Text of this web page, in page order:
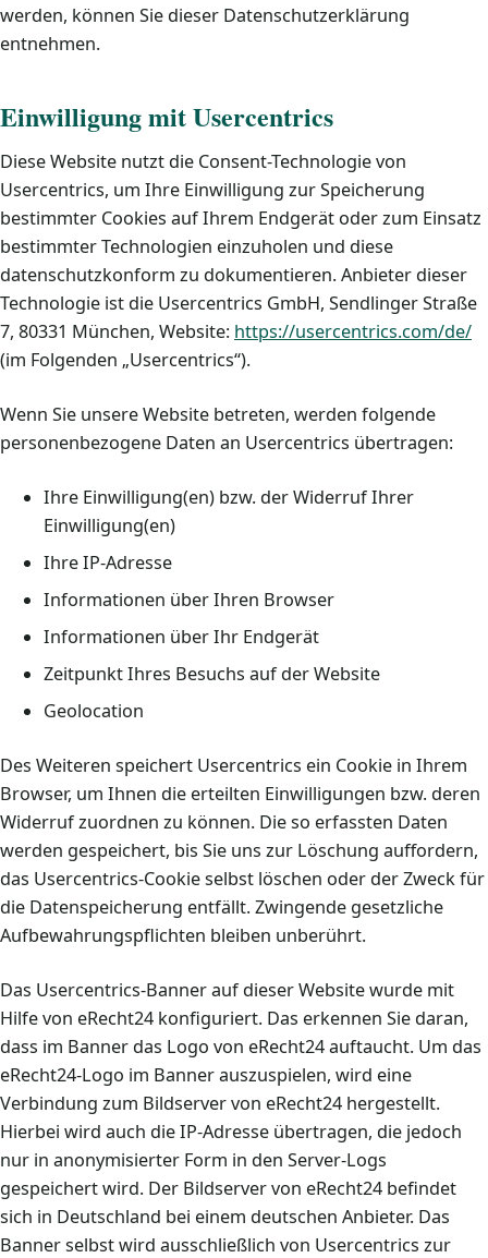
werden, können Sie dieser Datenschutzerklärung
entnehmen.
Einwilligung mit Usercentrics
Diese Website nutzt die Consent-Technologie von
Usercentrics, um Ihre Einwilligung zur Speicherung
bestimmter Cookies auf Ihrem Endgerät oder zum Einsatz
bestimmter Technologien einzuholen und diese
datenschutzkonform zu dokumentieren. Anbieter dieser
Technologie ist die Usercentrics GmbH, Sendlinger Straße
7, 80331 München, Website: https://usercentrics.com/de/
(im Folgenden „Usercentrics“).
Wenn Sie unsere Website betreten, werden folgende
personenbezogene Daten an Usercentrics übertragen:
Ihre Einwilligung(en) bzw. der Widerruf Ihrer
Einwilligung(en)
Ihre IP-Adresse
Informationen über Ihren Browser
Informationen über Ihr Endgerät
Zeitpunkt Ihres Besuchs auf der Website
Geolocation
Des Weiteren speichert Usercentrics ein Cookie in Ihrem
Browser, um Ihnen die erteilten Einwilligungen bzw. deren
Widerruf zuordnen zu können. Die so erfassten Daten
werden gespeichert, bis Sie uns zur Löschung auffordern,
das Usercentrics-Cookie selbst löschen oder der Zweck für
die Datenspeicherung entfällt. Zwingende gesetzliche
Aufbewahrungspflichten bleiben unberührt.
Das Usercentrics-Banner auf dieser Website wurde mit
Hilfe von eRecht24 konfiguriert. Das erkennen Sie daran,
dass im Banner das Logo von eRecht24 auftaucht. Um das
eRecht24-Logo im Banner auszuspielen, wird eine
Verbindung zum Bildserver von eRecht24 hergestellt.
Hierbei wird auch die IP-Adresse übertragen, die jedoch
nur in anonymisierter Form in den Server-Logs
gespeichert wird. Der Bildserver von eRecht24 befindet
sich in Deutschland bei einem deutschen Anbieter. Das
Banner selbst wird ausschließlich von Usercentrics zur